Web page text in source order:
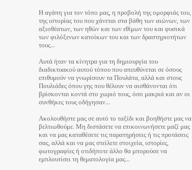
Η αγάπη για τον τόπο μας, η προβολή της ομορφιάς του,
της ιστορίας του που χάνεται στα βάθη των αιώνων, των
αξιοθέατων, των ηθών και των εθίμων του και φυσικά
των φιλόξενων κατοίκων του και των δραστηριοτήτων
τους…
Αυτά ήταν τα κίνητρα για τη δημιουργία του
διαδικτυακού αυτού τόπου που απευθύνεται σε όσους
επιθυμούν να γνωρίσουν τα Πουλάτα, αλλά και στους
Πουλιάδες όπου γης που θέλουν να αισθάνονται ότι
βρίσκονται κοντά στο χωριό τους, όσο μακριά και αν οι
συνθήκες τους οδήγησαν…
Ακολουθήστε μας σε αυτό το ταξίδι και βοηθήστε μας να
βελτιωθούμε. Μη διστάσετε να επικοινωνήσετε μαζί μας
και να μας καταθέσετε τις παρατηρήσεις ή τις προτάσεις
σας, αλλά και να μας στείλετε στοιχεία, ιστορίες,
φωτογραφίες ή οτιδήποτε άλλο θα μπορούσε να
εμπλουτίσει τη θεματολογία μας…